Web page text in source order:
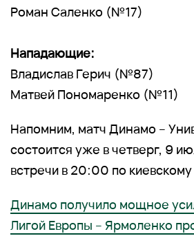
Роман Саленко (№17)
Нападающие:
Владислав Герич (№87)
Матвей Пономаренко (№11)
Напомним, матч Динамо –
состоится уже в четверг, 9
встречи в 20:00 по
Динамо получило мощное
Лигой Европы – Ярмоленко